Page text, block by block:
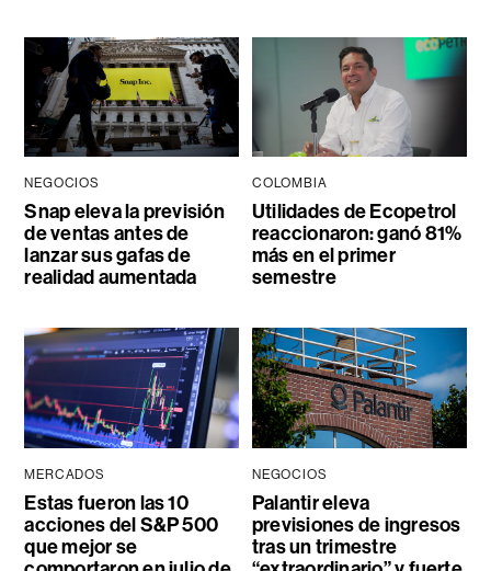
NEGOCIOS
Snap eleva la previsión
de ventas antes de
lanzar sus gafas de
realidad aumentada
COLOMBIA
Utilidades de Ecopetrol
reaccionaron: ganó 81%
más en el primer
semestre
MERCADOS
Estas fueron las 10
acciones del S&P 500
que mejor se
NEGOCIOS
Palantir eleva
previsiones de ingresos
tras un trimestre